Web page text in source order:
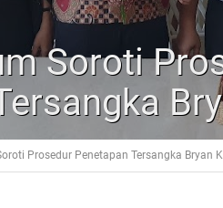
Soroti
Prosedur Penetapan Tersangka Bryan